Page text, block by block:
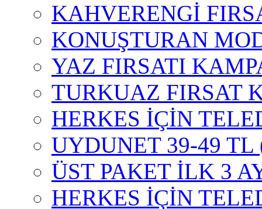
KAHVERENGİ
KONUŞTURAN
YAZ FIRSATI
TURKUAZ FIRSAT
HERKES İÇİN
UYDUNET 39-49
ÜST PAKET İLK 3
HERKES İÇİN